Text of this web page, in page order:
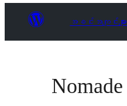
အခင်းအကျင်းများ
Nomade